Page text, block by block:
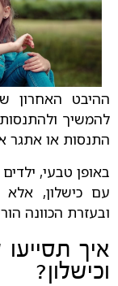
ההיבט האחרון
להמשיך
התנסות או אתגר
באופן טבעי,
עם כישלון, אלא
ובעזרת הכוונה
איך
וכישלון?